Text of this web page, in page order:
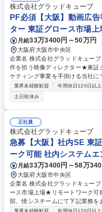
株式会社グラッドキューブ
PF必須【大阪】動画広
ター 東証グロース市場
月給33万3400円～50万円
大阪府大阪市中央区
企業名 株式会社グラッドキューブ 求人名 PF必須【大阪】動画広告等の
作を担う映像ディレクター★東証グロース市場
ケティング事業を手掛ける当社
活用した最先端の映像制作・デ
す。 ■動画広告の企画提案・演出・ディレクション・撮影・デザイン・編
集 ■AI技術と人間の創造性を掛け
編集 ■生成AIツールを活用したワ
程の実践スキルとAI映像制作の専
ント案件双方に携わり、デジタル
募集職種 PF必須【大阪】動画広
証グロース市場上場
業界未経験歓迎 年間休日120日以上
土日祝休み
正社員
株式会社グラッドキューブ
急募【大阪】社内SE 東
ーク可能 社内システムエ
月給33万3400円～58万
大阪府大阪市中央区
企業名 株式会社グラッドキューブ 求人名 急募【大阪】社内SE★東証グ
ース市場上場★リモートワーク可能 仕事の内容 当社のコーポレー
部、情シスチームにて下記業務
gle Workspace、chatwork、
業界未経験歓迎 年間休日120日以上